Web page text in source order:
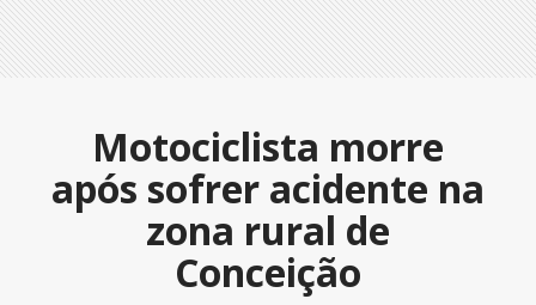
Motociclista morre
após sofrer acidente na
zona rural de
Conceição